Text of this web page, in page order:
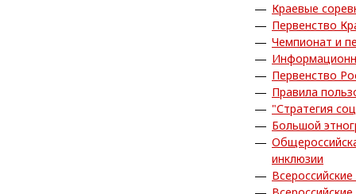
Краевые
Первенство
Чемпионат и
Первенство
Правила
"Стратегия
Большой
инклюзии